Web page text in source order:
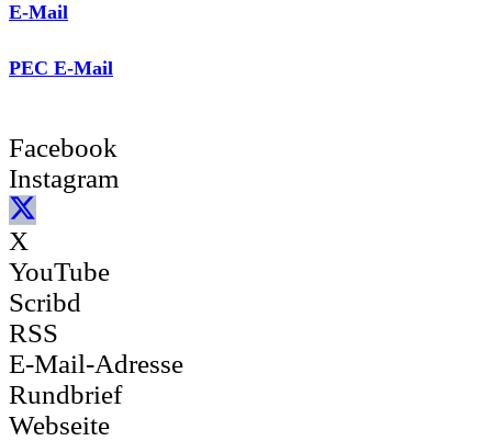
E-Mail
PEC E-Mail
Facebook
Instagram
X
YouTube
Scribd
RSS
E-Mail-Adresse
Rundbrief
Webseite